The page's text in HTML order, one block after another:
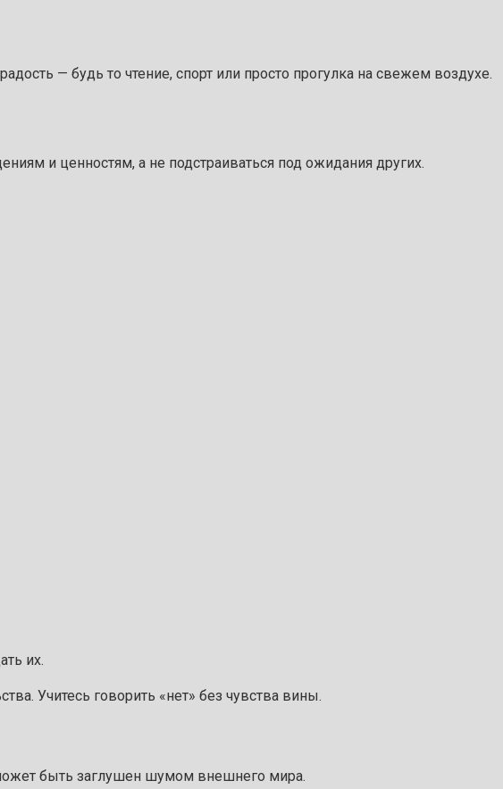
— будь то чтение, спорт или просто прогулка на свежем воздухе.
и ценностям, а не подстраиваться под ожидания других.
их.
Учитесь говорить «нет» без чувства вины.
может быть заглушен шумом внешнего мира.